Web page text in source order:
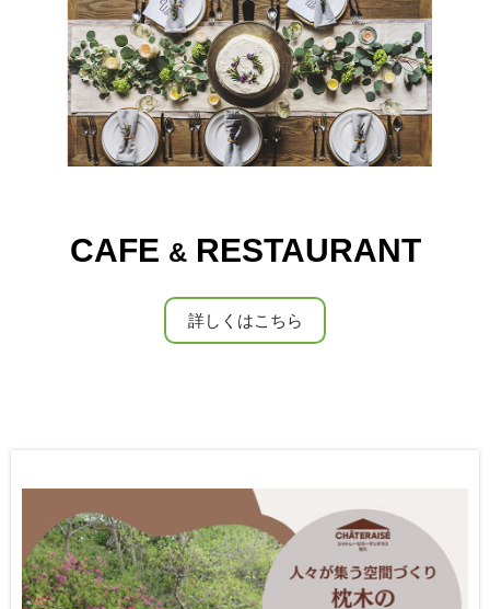
CAFE &RESTAURANT
詳しくはこちら